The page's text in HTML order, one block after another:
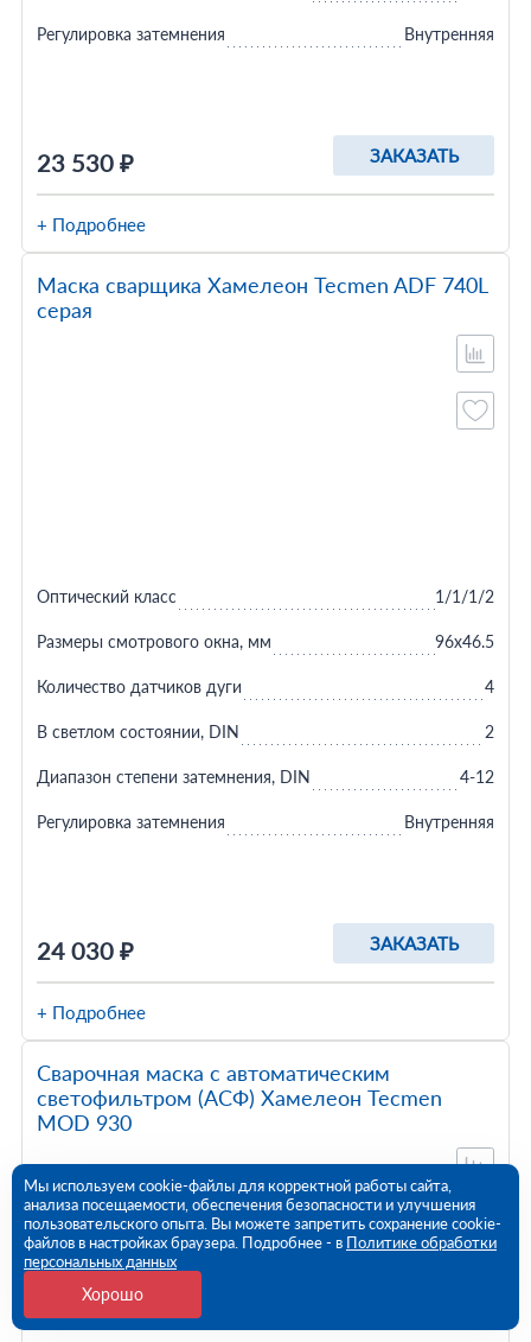
23 530 ₽ ЗАКАЗАТЬ
Регулировка затемнения Внутренняя
+ Подробнее
Маска сварщика Хамелеон Tecmen ADF 740L
серая
24 030 ₽ ЗАКАЗАТЬ
Оптический класс 1/1/1/2
Размеры смотрового окна, мм 96х46.5
Количество датчиков дуги 4
В светлом состоянии, DIN 2
Диапазон степени затемнения, DIN 4-12
Регулировка затемнения Внутренняя
+ Подробнее
Сварочная маска с автоматическим
светофильтром (АСФ) Хамелеон Tecmen
MOD 930
Мы используем cookie-файлы для корректной работы сайта,
анализа посещаемости, обеспечения безопасности и улучшения
пользовательского опыта. Вы можете запретить сохранение cookie-
файлов в настройках браузера. Подробнее - в Политике обработки
персональных данных
Хорошо